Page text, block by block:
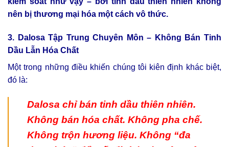
nên bị thương mại hóa một cách vô thức.
3. Dalosa Tập Trung Chuyên Môn – Không Bán Tinh
Dầu Lẫn Hóa Chất
Một trong những điều khiến chúng tôi kiên định khác biệt,
đó là:
Dalosa chỉ bán tinh dầu thiên nhiên.
Không bán hóa chất. Không pha chế.
Không trộn hương liệu. Không “đa